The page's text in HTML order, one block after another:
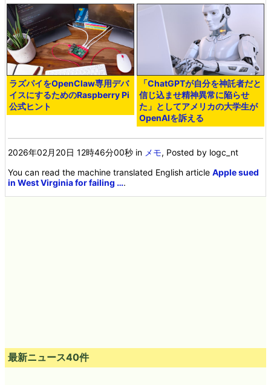
ラズパイをOpenClaw専用デバ
イスにするためのRaspberry Pi
公式ヒント
「ChatGPTが自分を神託者だと
信じ込ませ精神異常に陥らせ
た」としてアメリカの大学生が
OpenAIを訴える
2026年02月20日 12時46分00秒 in メモ, Posted by logc_nt
You can read the machine translated English articleApple sued
in West Virginia for failing ….
最新ニュース40件